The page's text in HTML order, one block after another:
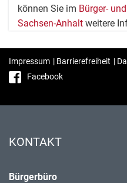
können Sie im Bürger-
Sachsen-Anhalt weitere
Impressum | Barrierefreiheit |
Facebook
KONTAKT
Bürgerbüro